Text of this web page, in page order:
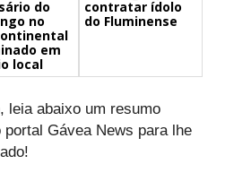
do
no
em
local
contratar ídolo
do Fluminense
leia abaixo um resumo
portal Gávea News para lhe